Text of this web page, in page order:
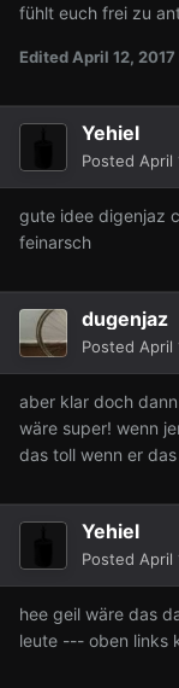
fühlt euch frei zu
EditedApril 12, 2017
Yehiel
Posted April
gute idee digenjaz
feinarsch
dugenjaz
Posted April
aber klar doch
wäre super! wenn
das toll wenn er
Yehiel
Posted April
hee geil wäre das
leute --- oben links